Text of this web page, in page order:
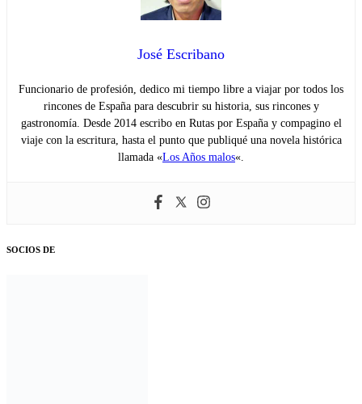
José Escribano
Funcionario de profesión, dedico mi tiempo libre a viajar por todos los
rincones de España para descubrir su historia, sus rincones y
gastronomía. Desde 2014 escribo en Rutas por España y compagino el
viaje con la escritura, hasta el punto que publiqué una novela histórica
llamada «Los Años malos«.
SOCIOS DE